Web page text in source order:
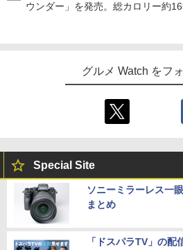
ウンダー」を発売。総カロリー約
グルメ Watch をフ
Special Site
ソニーミラーレス一
まとめ
「ドスパラTV」の配